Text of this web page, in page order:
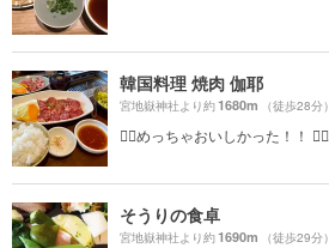
韓国料理 焼肉 伽耶
宮地嶽神社より約1680m （徒歩28分）
☝🏻めっちゃおいしかった！！
そうりの食卓
宮地嶽神社より約1690m （徒歩29分）